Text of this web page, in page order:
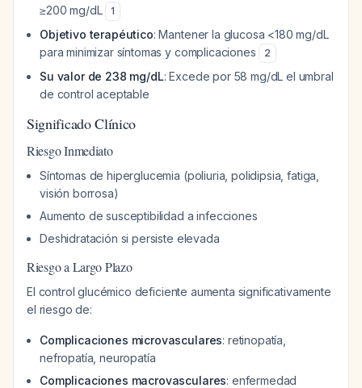
≥200 mg/dL
1
Objetivo terapéutico: Mantener la glucosa <180 mg/dL
para minimizar síntomas y complicaciones
2
Su valor de 238 mg/dL: Excede por 58 mg/dL el umbral
de control aceptable
Significado Clínico
Riesgo Inmediato
Síntomas de hiperglucemia (poliuria, polidipsia, fatiga,
visión borrosa)
Aumento de susceptibilidad a infecciones
Deshidratación si persiste elevada
Riesgo a Largo Plazo
El control glucémico deficiente aumenta significativamente
el riesgo de:
Complicaciones microvasculares: retinopatía,
nefropatía, neuropatía
Complicaciones macrovasculares: enfermedad